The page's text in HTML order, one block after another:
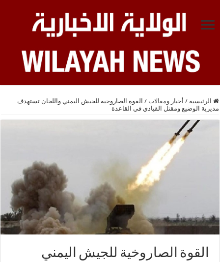
الرئيسية / أخبار ومقالات / القوة الصاروخية للجيش اليمني واللجان تستهدف
مديرية الوضيع ومقتل القيادي في القاعدة
القوة الصاروخية للجيش اليمني